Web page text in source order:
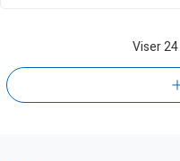
Viser24